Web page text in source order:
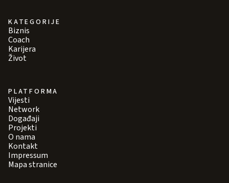
KATEGORIJE
Biznis
Coach
Karijera
Život
PLATFORMA
Vijesti
Network
Događaji
Projekti
O nama
Kontakt
Impressum
Mapa stranice